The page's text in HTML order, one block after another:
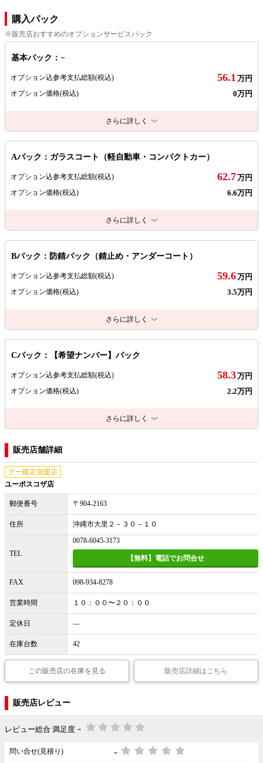
購入パック
※販売店おすすめのオプションサービスパック
基本パック：−
オプション込参考支払総額(税込) 56.1 万円
オプション価格(税込) 0万円
さらに詳しく
Aパック：ガラスコート（軽自動車・コンパクトカー）
オプション込参考支払総額(税込) 62.7万円
オプション価格(税込) 6.6万円
さらに詳しく
Bパック：防錆パック（錆止め・アンダーコート）
オプション込参考支払総額(税込) 59.6万円
オプション価格(税込) 3.5万円
さらに詳しく
Cパック：【希望ナンバー】パック
オプション込参考支払総額(税込) 58.3万円
オプション価格(税込) 2.2万円
さらに詳しく
販売店舗詳細
グー鑑定加盟店
ユーポスコザ店
郵便番号 〒904-2163
住所 沖縄市大里２－３０－１０
TEL
0078-6045-3173
【無料】電話でお問合せ
FAX 098-934-8278
営業時間 １０：００〜２０：００
定休日 ―
在庫台数 42
この販売店の在庫を見る 販売店詳細はこちら
販売店レビュー
レビュー総合 満足度 -
問い合せ(見積り) -